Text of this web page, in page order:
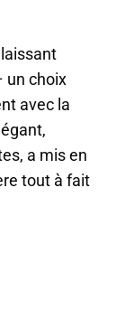
un choix
avec la
a mis en
tout à fait